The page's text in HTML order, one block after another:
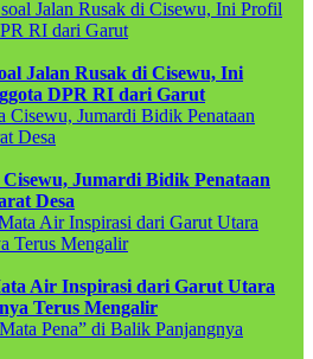
Jalan Rusak di Cisewu, Ini
DPR RI dari Garut
Jumardi Bidik Penataan
Desa
Air Inspirasi dari Garut Utara
Terus Mengalir